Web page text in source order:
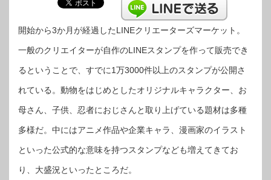
「LINE
の
リ
エ
タ
ズ
ス
ン
プ」
介
し
す
回）
開始から3か月が経過したLINEクリエーターズマーケット。
一般のクリエイターが自作のLINEスタンプを作って販売でき
るということで、すでに1万3000件以上のスタンプが公開さ
れている。動物をはじめとしたオリジナルキャラクター、お
母さん、子供、忍者におじさんと取り上げている題材は多種
多様だ。中にはアニメ作品や企業キャラ、漫画家のイラスト
といった公式的な意味を持つスタンプなども増えてきてお
り、大盛況といったところだ。